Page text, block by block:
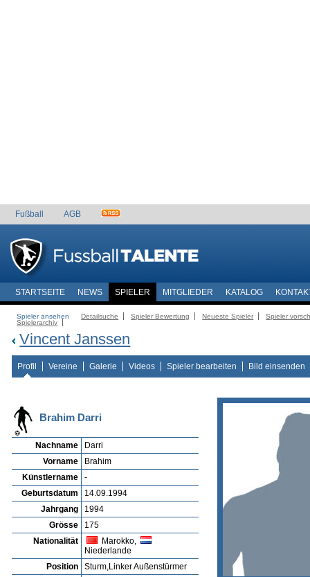
Fußball AGB
STARTSEITE NEWS SPIELER MITGLIEDER KATALOG
Spieler ansehen Detailsuche Spieler Bewertung Neueste Spieler
Spieler
Spielerarchiv
Vincent Janssen
Profil Vereine Galerie Videos Spieler bearbeiten Bild einsenden
Brahim Darri
Nachname
Darri
Vorname
Brahim
Künstlername
-
Geburtsdatum
14.09.1994
Jahrgang
1994
Grösse
175
Nationalität
Marokko,
Niederlande
Position
Sturm,Linker Außenstürmer